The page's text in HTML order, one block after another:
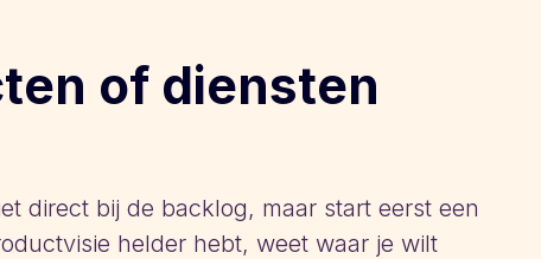
of diensten
direct bij de backlog, maar start eerst een
helder hebt, weet waar je wilt